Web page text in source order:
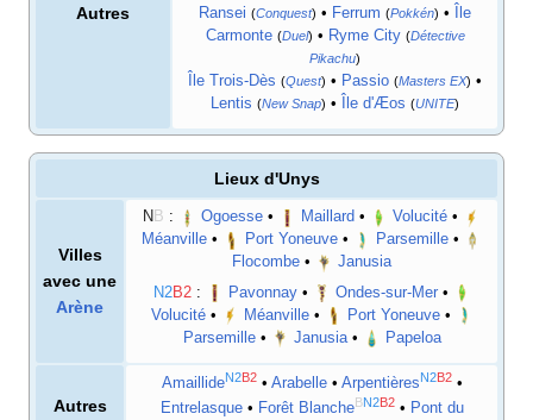
Autres
Ransei (Conquest) • Ferrum (Pokkén) •
Île
Carmonte (Duel) • Ryme City (Détective
Pikachu)
Île Trois-Dès (Quest) • Passio (Masters EX) •
Lentis (New Snap) • Île d'Æos (UNITE)
Lieux d'Unys
Villes
avec une
Arène
N B : Ogoesse • Maillard • Volucité •
Méanville • Port Yoneuve • Parsemille •
Flocombe •
Janusia
N2B2 : Pavonnay• Ondes-sur-Mer•
Volucité• Méanville• Port Yoneuve•
Parsemille• Janusia• Papeloa
Autres
AmaillideN2B2• Arabelle• ArpentièresN2B2•
Entrelasque• Forêt BlancheBN2B2• Pont du